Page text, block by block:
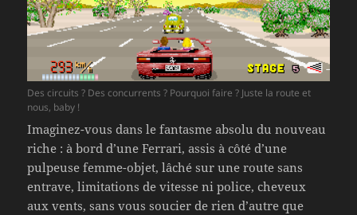
Des circuits ? Des concurrents ? Pourquoi faire ? Juste la route et
nous, baby !
Imaginez-vous dans le fantasme absolu du nouveau
riche : à bord d’une Ferrari, assis à côté d’une
pulpeuse femme-objet, lâché sur une route sans
entrave, limitations de vitesse ni police, cheveux
aux vents, sans vous soucier de rien d’autre que